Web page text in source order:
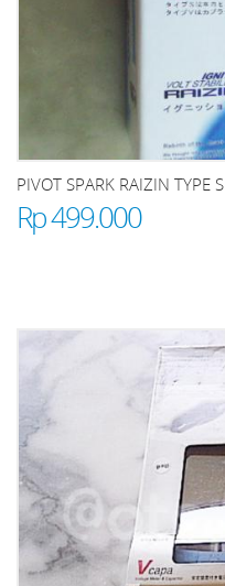
PIVOT SPARK RAIZIN TYPE S
Rp 499.000